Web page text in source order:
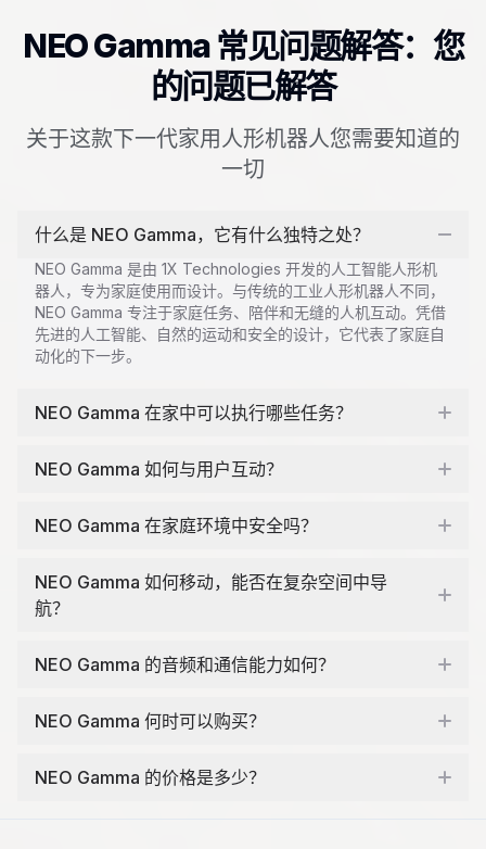
NEO Gamma 常见问题解答：您
的问题已解答
关于这款下一代家用人形机器人您需要知道的
一切
什么是 NEO Gamma，它有什么独特之处？
NEO Gamma 是由 1X Technologies 开发的人工智能人形机
器人，专为家庭使用而设计。与传统的工业人形机器人不同，
NEO Gamma 专注于家庭任务、陪伴和无缝的人机互动。凭借
先进的人工智能、自然的运动和安全的设计，它代表了家庭自
动化的下一步。
NEO Gamma 在家中可以执行哪些任务？
NEO Gamma 如何与用户互动？
NEO Gamma 在家庭环境中安全吗？
NEO Gamma 如何移动，能否在复杂空间中导
航？
NEO Gamma 的音频和通信能力如何？
NEO Gamma 何时可以购买？
NEO Gamma 的价格是多少？